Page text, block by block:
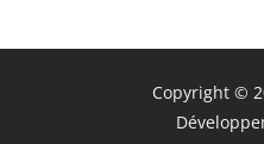
Copyright ©